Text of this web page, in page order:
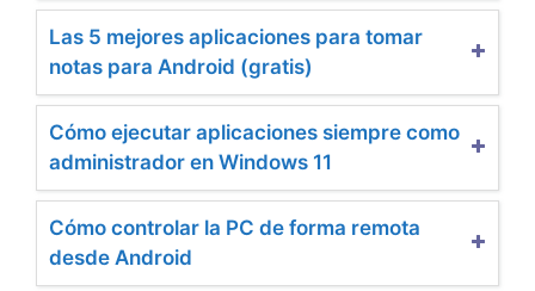
Las 5 mejores aplicaciones para tomar
notas para Android (gratis)
Cómo ejecutar aplicaciones siempre como
administrador en Windows 11
Cómo controlar la PC de forma remota
desde Android